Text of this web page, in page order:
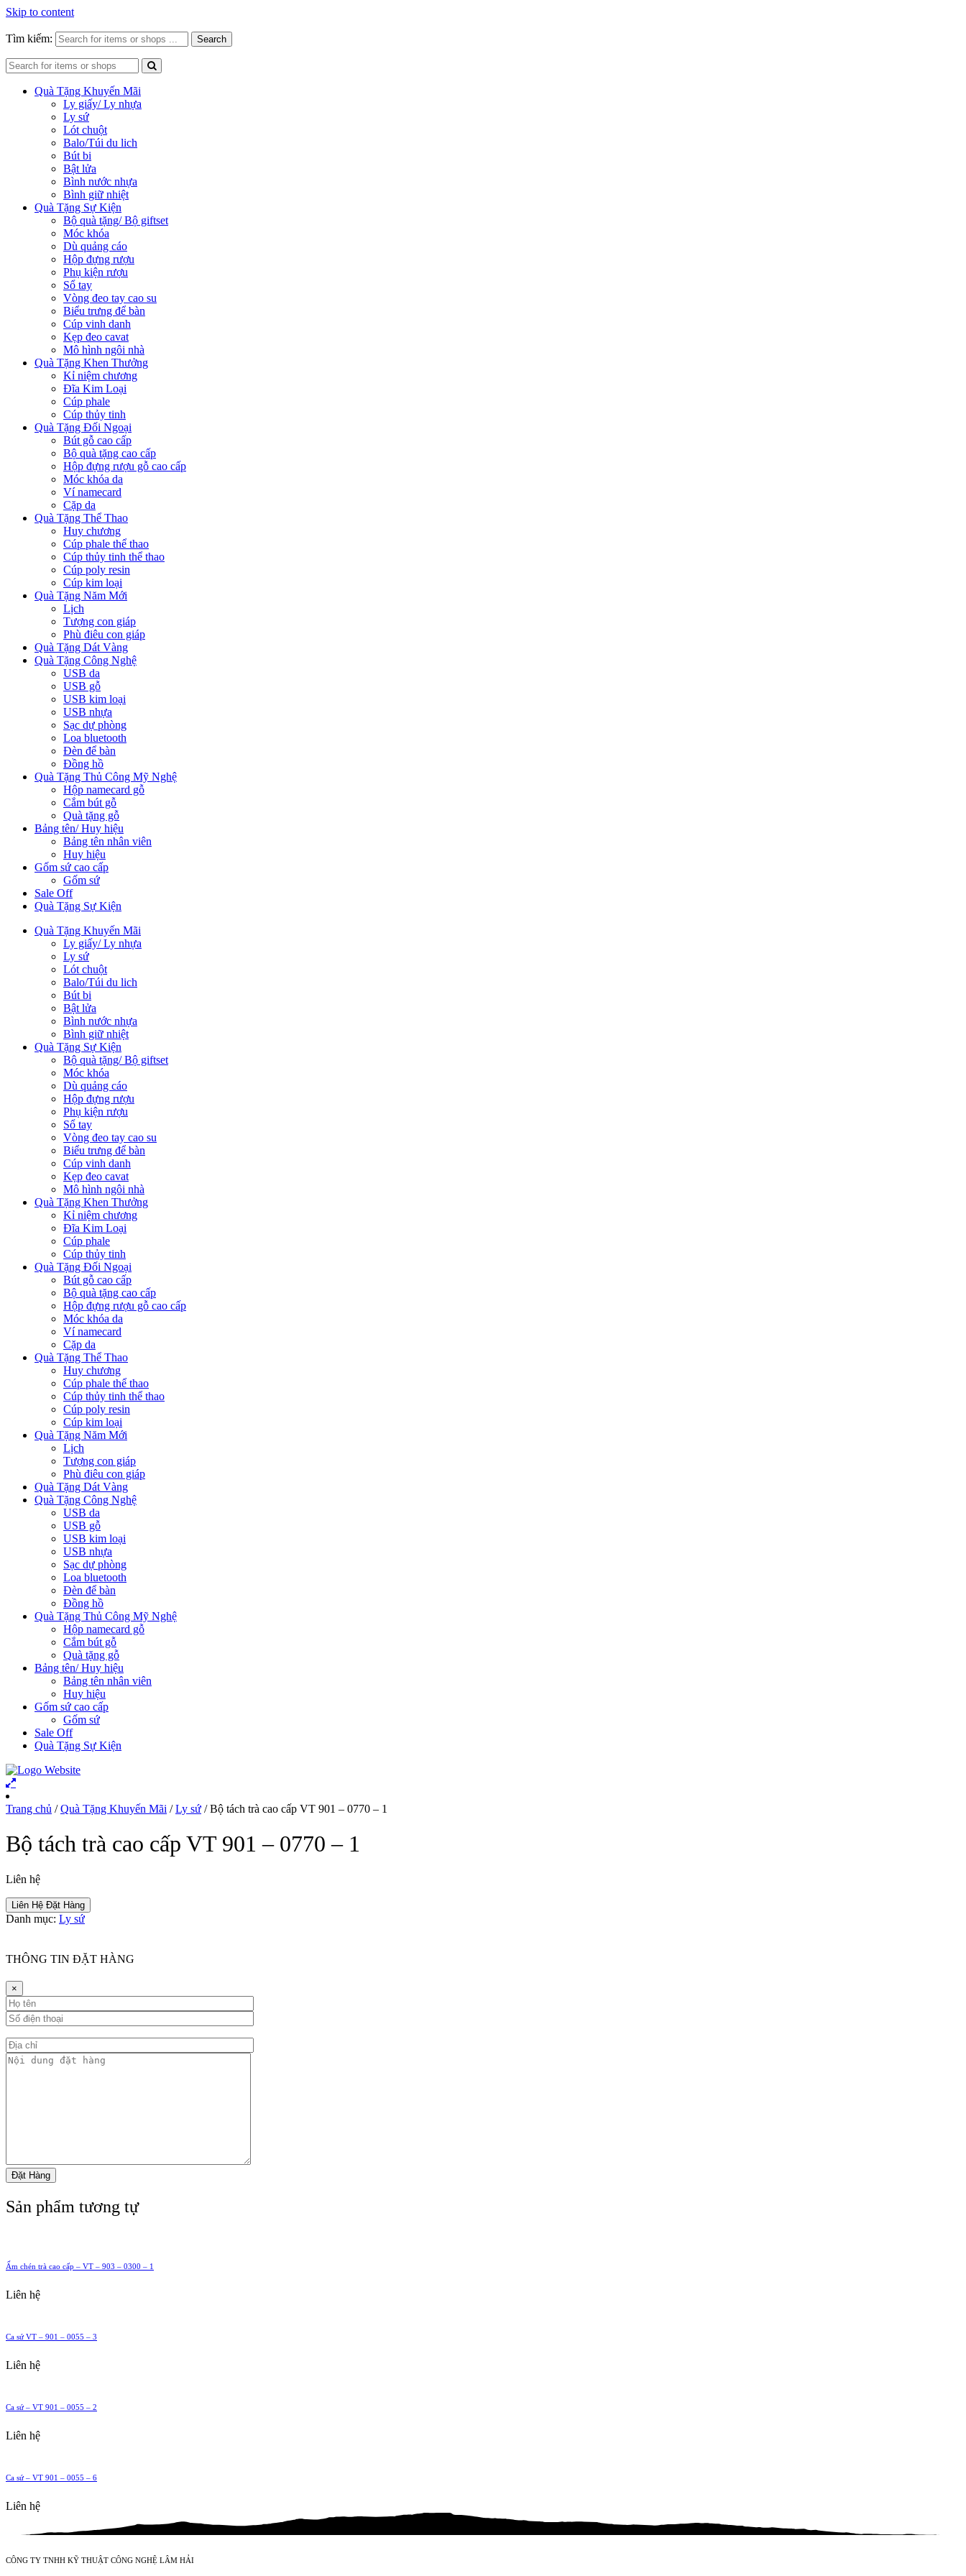
Skip to content
Tìm kiếm: Search
Quà Tặng Khuyến Mãi
Ly giấy/ Ly nhựa
Ly sứ
Lót chuột
Balo/Túi du lich
Bút bi
Bật lửa
Bình nước nhựa
Bình giữ nhiệt
Quà Tặng Sự Kiện
Bộ quà tặng/ Bộ giftset
Móc khóa
Dù quảng cáo
Hộp đựng rượu
Phụ kiện rượu
Sổ tay
Vòng đeo tay cao su
Biểu trưng để bàn
Cúp vinh danh
Kẹp đeo cavat
Mô hình ngôi nhà
Quà Tặng Khen Thưởng
Kỉ niệm chương
Đĩa Kim Loại
Cúp phale
Cúp thủy tinh
Quà Tặng Đối Ngoại
Bút gỗ cao cấp
Bộ quà tặng cao cấp
Hộp đựng rượu gỗ cao cấp
Móc khóa da
Ví namecard
Cặp da
Quà Tặng Thể Thao
Huy chương
Cúp phale thể thao
Cúp thủy tinh thể thao
Cúp poly resin
Cúp kim loại
Quà Tặng Năm Mới
Lịch
Tượng con giáp
Phù điêu con giáp
Quà Tặng Dát Vàng
Quà Tặng Công Nghệ
USB da
USB gỗ
USB kim loại
USB nhựa
Sạc dự phòng
Loa bluetooth
Đèn để bàn
Đồng hồ
Quà Tặng Thủ Công Mỹ Nghệ
Hộp namecard gỗ
Cắm bút gỗ
Quà tặng gỗ
Bảng tên/ Huy hiệu
Bảng tên nhân viên
Huy hiệu
Gốm sứ cao cấp
Gốm sứ
Sale Off
Quà Tặng Sự Kiện
Quà Tặng Khuyến Mãi
Ly giấy/ Ly nhựa
Ly sứ
Lót chuột
Balo/Túi du lich
Bút bi
Bật lửa
Bình nước nhựa
Bình giữ nhiệt
Quà Tặng Sự Kiện
Bộ quà tặng/ Bộ giftset
Móc khóa
Dù quảng cáo
Hộp đựng rượu
Phụ kiện rượu
Sổ tay
Vòng đeo tay cao su
Biểu trưng để bàn
Cúp vinh danh
Kẹp đeo cavat
Mô hình ngôi nhà
Quà Tặng Khen Thưởng
Kỉ niệm chương
Đĩa Kim Loại
Cúp phale
Cúp thủy tinh
Quà Tặng Đối Ngoại
Bút gỗ cao cấp
Bộ quà tặng cao cấp
Hộp đựng rượu gỗ cao cấp
Móc khóa da
Ví namecard
Cặp da
Quà Tặng Thể Thao
Huy chương
Cúp phale thể thao
Cúp thủy tinh thể thao
Cúp poly resin
Cúp kim loại
Quà Tặng Năm Mới
Lịch
Tượng con giáp
Phù điêu con giáp
Quà Tặng Dát Vàng
Quà Tặng Công Nghệ
USB da
USB gỗ
USB kim loại
USB nhựa
Sạc dự phòng
Loa bluetooth
Đèn để bàn
Đồng hồ
Quà Tặng Thủ Công Mỹ Nghệ
Hộp namecard gỗ
Cắm bút gỗ
Quà tặng gỗ
Bảng tên/ Huy hiệu
Bảng tên nhân viên
Huy hiệu
Gốm sứ cao cấp
Gốm sứ
Sale Off
Quà Tặng Sự Kiện
Trang chủ /Quà Tặng Khuyến Mãi /Ly sứ / Bộ tách trà cao cấp VT 901 – 0770 – 1
Bộ tách trà cao cấp VT 901 – 0770 – 1
Liên hệ
Liên Hệ Đặt Hàng
Danh mục: Ly sứ
THÔNG TIN ĐẶT HÀNG
×
Sản phẩm tương tự
Ấm chén trà cao cấp – VT – 903 – 0300 – 1
Liên hệ
Ca sứ VT – 901 – 0055 – 3
Liên hệ
Ca sứ – VT 901 – 0055 – 2
Liên hệ
Ca sứ – VT 901 – 0055 – 6
Liên hệ
CÔNG TY TNHH KỸ THUẬT CÔNG NGHỆ LÂM HẢI